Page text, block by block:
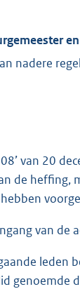
nadere
van 20
de heffing,
van de
leden
genoemde